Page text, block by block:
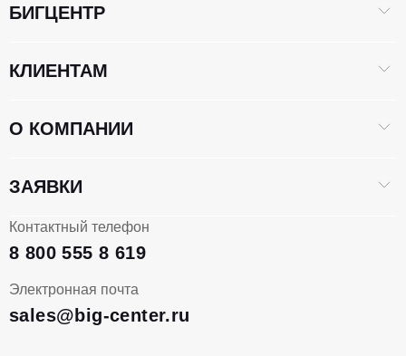
Контактный телефон
8 800 555 8 619
Электронная почта
sales@big-center.ru
БИГЦЕНТР
КЛИЕНТАМ
О КОМПАНИИ
ЗАЯВКИ